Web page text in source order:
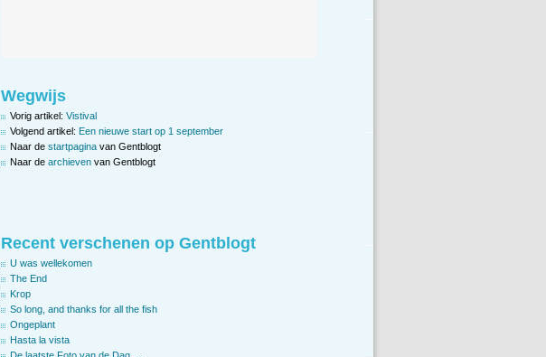
Wegwijs
Vorig artikel: Vistival
Volgend artikel: Een nieuwe start op 1 september
Naar de startpagina van Gentblogt
Naar de archieven van Gentblogt
Recent verschenen op Gentblogt
U was wellekomen
The End
Krop
So long, and thanks for all the fish
Ongeplant
Hasta la vista